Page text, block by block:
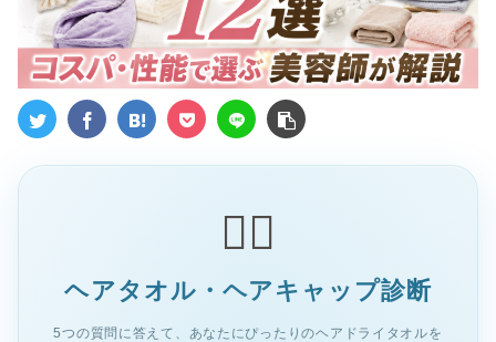
🧖‍♀️
ヘアタオル・ヘアキャップ診断
5つの質問に答えて、あなたにぴったりのヘアドライタオルを